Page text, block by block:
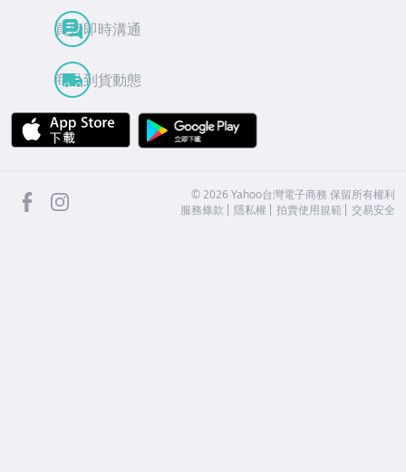
買賣即時溝通
商品到貨動態
APP Store
facebook ©2026 Yahoo台灣電子商務 保留所有權利
服務條款
隱私權 拍賣使用規範 交易安全